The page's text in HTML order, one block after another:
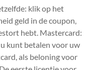
klik op het
geld in de coupon,
hebt. Mastercard:
kunt betalen voor uw
als beloning voor